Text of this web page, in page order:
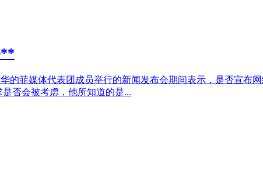
**
的菲媒体代表团成员举行的新闻发布会期间表示，是否宣布
否会被考虑，他所知道的是...